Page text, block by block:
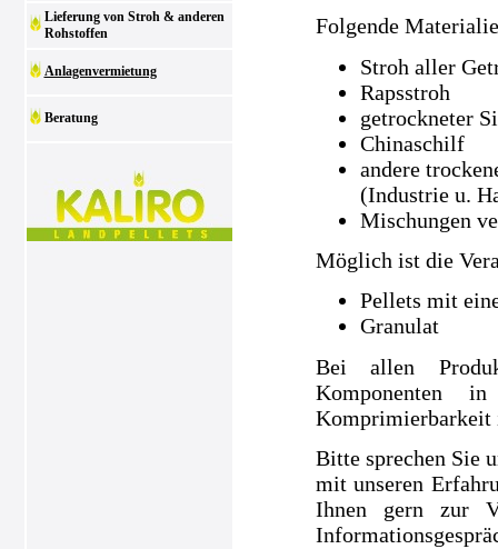
Lieferung von Stroh & anderen
Rohstoffen
Anlagenvermietung
Beratung
Folgende
Stroh aller
Rapsstroh
getrockneter
Chinaschilf
andere
(Industrie u.
Mischungen
Möglich ist die
Pellets mit
Granulat
Bei allen
Komponenten
Bitte sprechen Sie
mit unseren
Ihnen gern zur